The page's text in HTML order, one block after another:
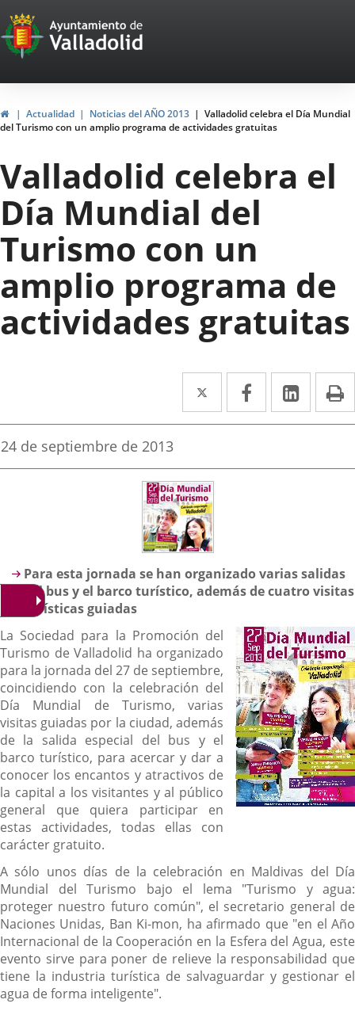
Portal
Web
del
Ayuntamiento
de
Valladolid
HomeActualidad Noticias del AÑO 2013
Valladolid celebra el Día Mundial
del Turismo con un amplio programa de actividades gratuitas
Valladolid celebra el
Día Mundial del
Turismo con un
amplio programa de
actividades gratuitas
Twitter
Enlace
a
aplicación
externa.
Facebook
Enlace
a
aplicación
Enlace
a
Fecha
la
24 de septiembre de 2013
Descripción
Para esta jornada se han organizado varias salidas
del bus y el barco turístico, además de cuatro visitas
turísticas guiadas
La Sociedad para la Promoción del
Turismo de Valladolid ha organizado
para la jornada del 27 de septiembre,
coincidiendo con la celebración del
Día Mundial de Turismo, varias
visitas guiadas por la ciudad, además
de la salida especial del bus y el
barco turístico, para acercar y dar a
conocer los encantos y atractivos de
la capital a los visitantes y al público
general que quiera participar en
estas actividades, todas ellas con
carácter gratuito.
A sólo unos días de la celebración en Maldivas del Día
Mundial del Turismo bajo el lema "Turismo y agua:
proteger nuestro futuro común", el secretario general de
Naciones Unidas, Ban Ki-mon, ha afirmado que "en el Año
Internacional de la Cooperación en la Esfera del Agua, este
evento sirve para poner de relieve la responsabilidad que
tiene la industria turística de salvaguardar y gestionar el
agua de forma inteligente".